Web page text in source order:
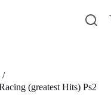
/
(greatest Hits) Ps2